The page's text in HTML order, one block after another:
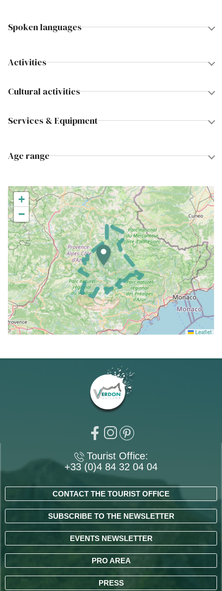
Spoken languages
Activities
Cultural activities
Services & Equipment
Age range
+
−
Leaflet
Tourist Office:
+33 (0)4 84 32 04 04
CONTACT THE TOURIST OFFICE
SUBSCRIBE TO THE NEWSLETTER
EVENTS NEWSLETTER
PRO AREA
PRESS